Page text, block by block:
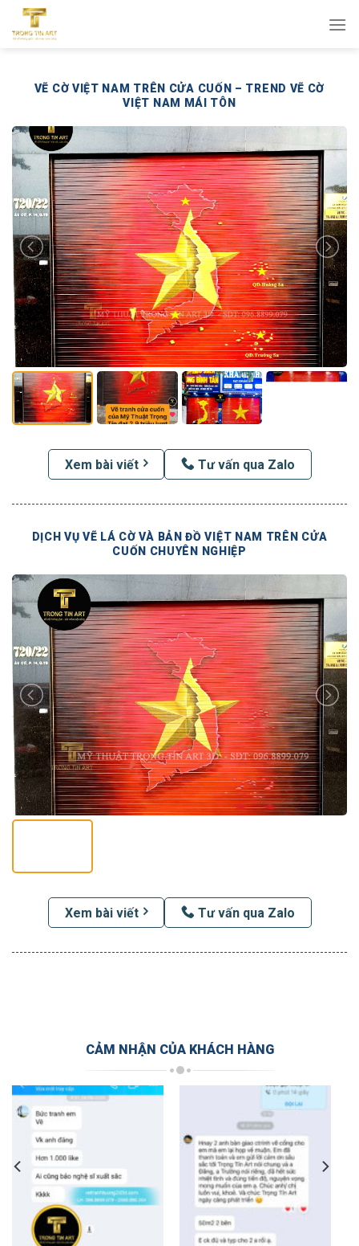
qua
VẼ CỜ VIỆT NAM TRÊN CỬA CUỐN – TREND VẼ CỜ
VIỆT NAM MÁI TÔN
Xem bài viết Tư vấn qua Zalo
DỊCH VỤ VẼ LÁ CỜ VÀ BẢN ĐỒ VIỆT NAM TRÊN CỬA
CUỐN CHUYÊN NGHIỆP
Xem bài viết Tư vấn qua Zalo
CẢM NHẬN CỦA KHÁCH HÀNG